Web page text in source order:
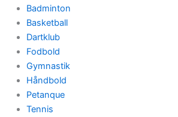
Badminton
Basketball
Dartklub
Fodbold
Gymnastik
Håndbold
Petanque
Tennis